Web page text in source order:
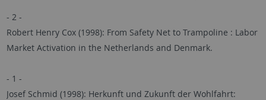
- 2 -
Robert Henry Cox (1998): From Safety Net to Trampoline : Labor
Market Activation in the Netherlands and Denmark.
- 1 -
Josef Schmid (1998): Herkunft und Zukunft der Wohlfahrt: